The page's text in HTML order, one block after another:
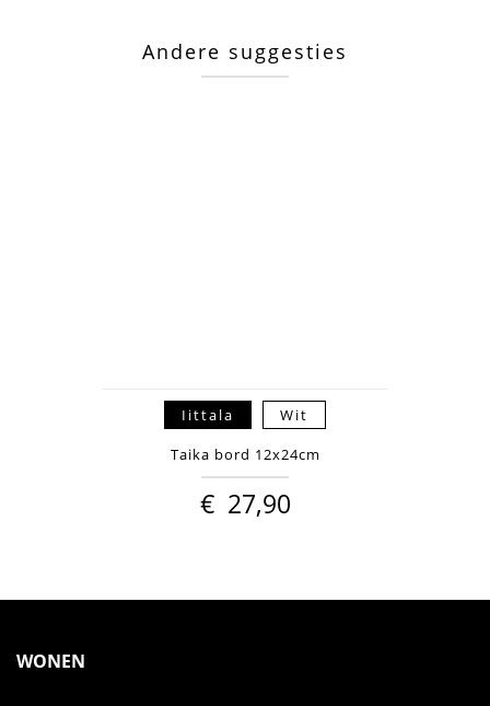
Andere suggesties
Iittala Wit
Taika bord 12x24cm
€ 27,90
WONEN